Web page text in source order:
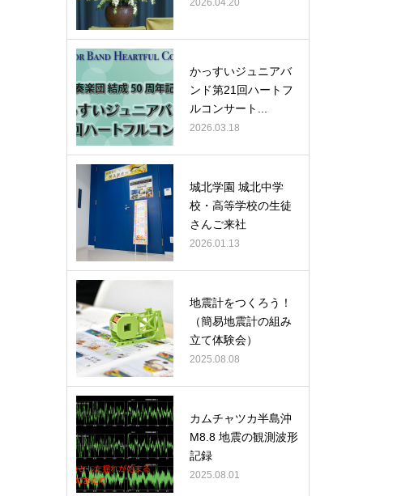
2026.04.20
かっすいジュニアバ
ンド第21回ハートフ
ルコンサート...
2026.03.18
城北学園 城北中学
校・高等学校の生徒
さんご来社
2026.01.13
地震計をつくろう！
（簡易地震計の組み
立て体験会）
2025.08.08
カムチャツカ半島沖
M8.8 地震の観測波形
記録
2025.08.01